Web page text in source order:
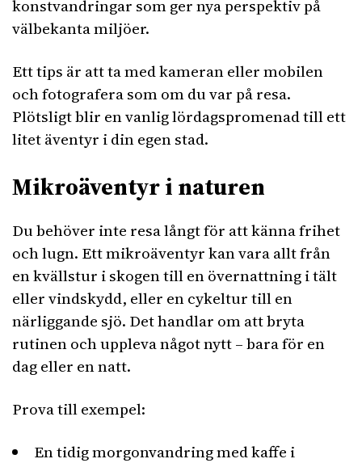
konstvandringar som ger nya perspektiv på
välbekanta miljöer.
Ett tips är att ta med kameran eller mobilen
och fotografera som om du var på resa.
Plötsligt blir en vanlig lördagspromenad till ett
litet äventyr i din egen stad.
Mikroäventyr i naturen
Du behöver inte resa långt för att känna frihet
och lugn. Ett mikroäventyr kan vara allt från
en kvällstur i skogen till en övernattning i tält
eller vindskydd, eller en cykeltur till en
närliggande sjö. Det handlar om att bryta
rutinen och uppleva något nytt – bara för en
dag eller en natt.
Prova till exempel:
En tidig morgonvandring med kaffe i